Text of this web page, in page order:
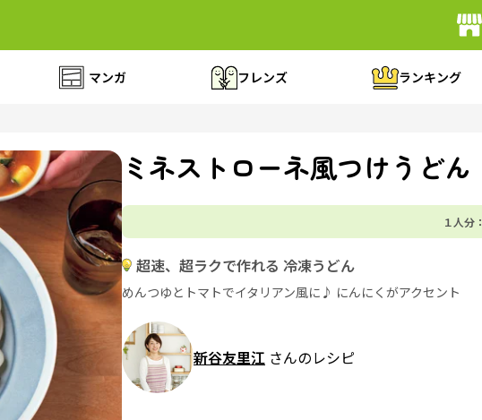
マンガ フレンズ ランキング
ミネストローネ風つけうどん
１人分：
超速、超ラクで作れる 冷凍うどん
めんつゆとトマトでイタリアン風に♪ にんにくがアクセント
新谷友里江 さんのレシピ